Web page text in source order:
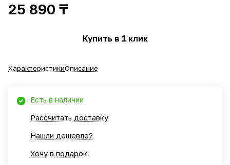
25 890 ₸
Купить в 1 клик
ХарактеристикиОписание
Есть в наличии
Рассчитать доставку
Нашли дешевле?
Хочу в подарок